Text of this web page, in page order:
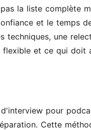
la liste complète
et le temps
techniques, une
et ce qui
pour
Cette